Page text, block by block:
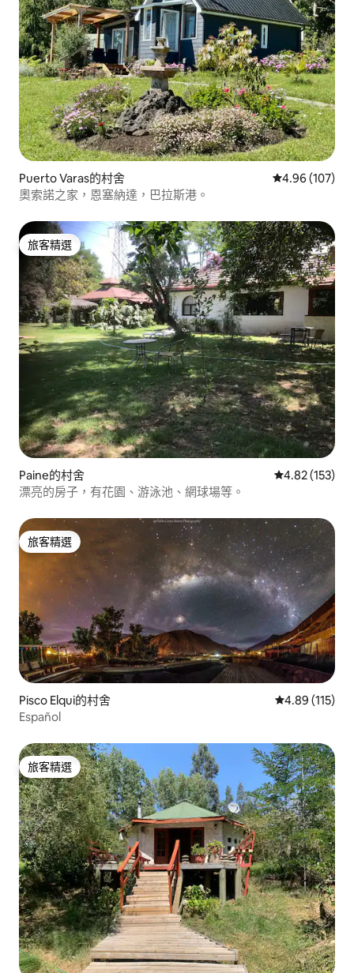
Puerto Varas的村舍 從 107 則評價
4.96 (107)
奧索諾之家，恩塞納達，巴拉斯港。
旅客精選
旅客精選
Paine的村舍 從 153 則評價
4.82 (153)
漂亮的房子，有花園、游泳池、網球場等。
旅客精選
旅客精選
Pisco Elqui的村舍 從 115 則評價
4.89 (115)
Español
旅客精選
旅客精選